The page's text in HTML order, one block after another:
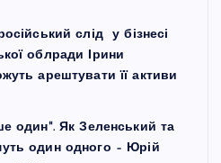
слід у бізнесі
облради Ірини
арештувати її активи
один". Як Зеленський та
один одного – Юрій